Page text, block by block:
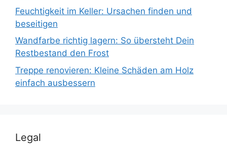
Feuchtigkeit im Keller: Ursachen finden und
beseitigen
Wandfarbe richtig lagern: So übersteht Dein
Restbestand den Frost
Treppe renovieren: Kleine Schäden am Holz
einfach ausbessern
Legal